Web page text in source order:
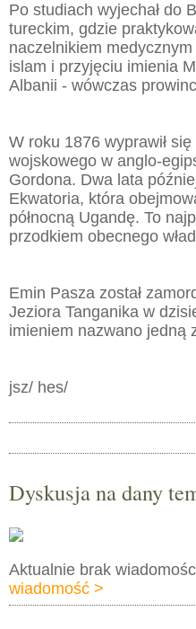
Po studiach wyjechał do
tureckim, gdzie
naczelnikiem
islam i przyjęciu imienia
Albanii - wówczas
W roku 1876 wyprawił
wojskowego w anglo-
Gordona. Dwa lata
Ekwatoria, która
północną Ugandę. To
przodkiem obecnego
Emin Pasza został
Jeziora Tanganika w
imieniem nazwano jedną
jsz/ hes/
Dyskusja na dany
Aktualnie brak
wiadomość >